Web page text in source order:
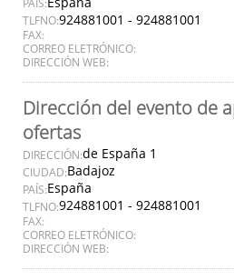
PAÍS:
TLFNO:924881001 - 924881001
FAX:
CORREO ELETRÓNICO:
DIRECCIÓN WEB:
Dirección del evento de
ofertas
DIRECCIÓN:de España 1
CIUDAD:Badajoz
PAÍS:España
TLFNO:924881001 - 924881001
FAX:
CORREO ELETRÓNICO:
DIRECCIÓN WEB: